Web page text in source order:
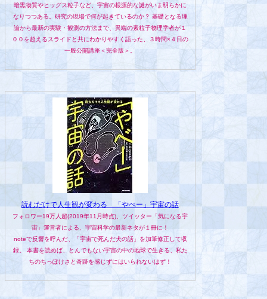
暗黒物質やヒッグス粒子など、宇宙の根源的な謎がいま明らかに
なりつつある。研究の現場で何が起きているのか？ 基礎となる理
論から最新の実験・観測の方法まで、異端の素粒子物理学者が１
００を超えるスライドと共にわかりやすく語った、３時間×４日の
一般公開講座＜完全版＞。
読むだけで人生観が変わる 「やべー」宇宙の話
フォロワー19万人超(2019年11月時点)、ツイッター「気になる宇
宙」運営者による、宇宙科学の最新ネタが１冊に！
noteで反響を呼んだ、「宇宙で死んだ犬の話」を加筆修正して収
録。 本書を読めば、とんでもない宇宙の中の地球で生きる、私た
ちのちっぽけさと奇跡を感じずにはいられないはず！